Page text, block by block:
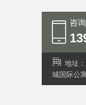
咨
地址
城国际公